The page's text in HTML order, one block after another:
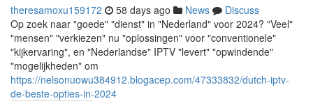
theresamoxu159172 58 days ago News
Discuss
Op zoek naar "goede" "dienst" in "Nederland" voor 2024? "Veel"
"mensen" "verkiezen" nu "oplossingen" voor "conventionele"
"kijkervaring", en "Nederlandse" IPTV "levert" "opwindende"
"mogelijkheden" om
https://nelsonuowu384912.blogacep.com/47333832/dutch-iptv-
de-beste-opties-in-2024